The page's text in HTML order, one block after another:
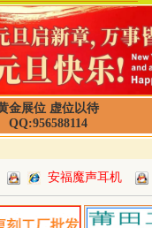
金展位 虚位以待
QQ:956588114
安福魔声耳机